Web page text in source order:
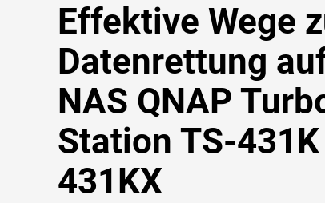
Effektive Wege
Datenrettung
NAS QNAP
Station TS-
431KX